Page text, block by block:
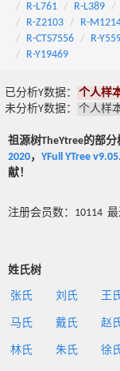
R-L761
R-L389
R-Z2103
R-
R-CTS7556
R-
R-Y19469
已分析Y数据： 个人样
未分析Y数据：
个人样
祖源树TheYtree的部分
2020， YFull YTree
献！
注册会员数：10114
姓氏树
张氏 刘氏 王
马氏 戴氏 赵
林氏 朱氏 徐